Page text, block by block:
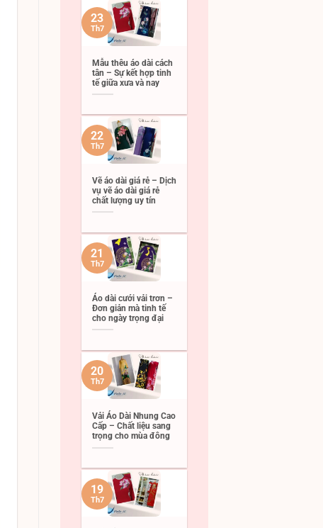
Mẫu thêu áo dài cách
tân – Sự kết hợp tinh
tế giữa xưa và nay
23
Th7
Vẽ áo dài giá rẻ – Dịch
vụ vẽ áo dài giá rẻ
chất lượng uy tín
22
Th7
Áo dài cưới vải trơn –
Đơn giản mà tinh tế
cho ngày trọng đại
21
Th7
Vải Áo Dài Nhung Cao
Cấp – Chất liệu sang
trọng cho mùa đông
20
Th7
19
Th7